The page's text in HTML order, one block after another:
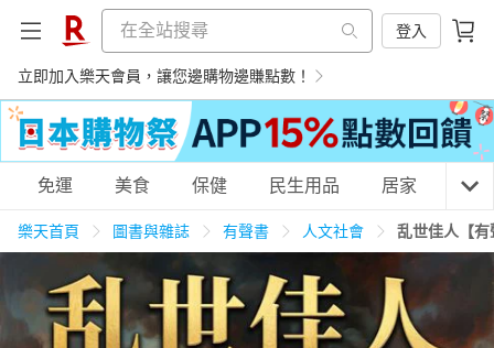
登入
立即加入樂天會員，讓您邊購物邊賺點數！
購物網分類
天天免運 養生保健 民生用品
免運 美食 保健 民生用品 居家 3C
樂天首頁 圖書與雜誌 有聲書 人文社會 乱世佳人【有